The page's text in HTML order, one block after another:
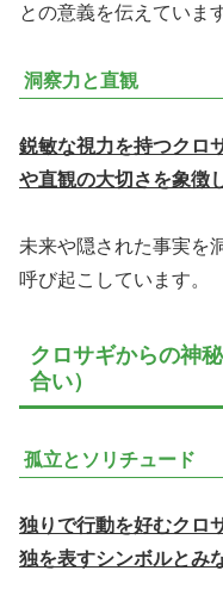
との意義を伝えていま
洞察力と直観
鋭敏な視力を持つクロ
や直観の大切さを象徴
未来や隠された事実を
呼び起こしています。
クロサギからの神
合い）
孤立とソリチュード
独りで行動を好むクロ
独を表すシンボルとみ